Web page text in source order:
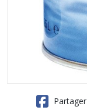
Partager